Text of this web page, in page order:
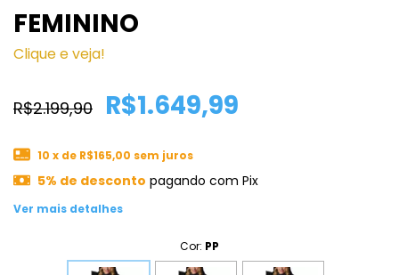
FEMININO
Clique e veja!
R$2.199,90 R$1.649,99
10 x de R$165,00 sem juros
5% de desconto pagando com Pix
Ver mais detalhes
Cor: PP